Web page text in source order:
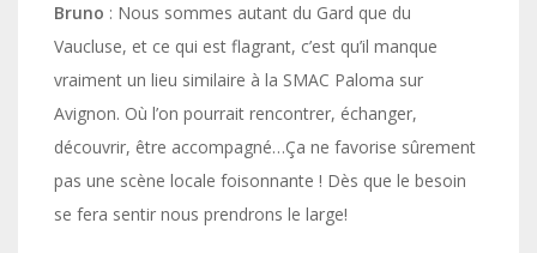
Bruno : Nous sommes autant du Gard que du
Vaucluse, et ce qui est flagrant, c’est qu’il manque
vraiment un lieu similaire à la SMAC Paloma sur
Avignon. Où l’on pourrait rencontrer, échanger,
découvrir, être accompagné…Ça ne favorise sûrement
pas une scène locale foisonnante ! Dès que le besoin
se fera sentir nous prendrons le large!